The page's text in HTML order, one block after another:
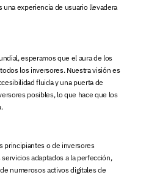
experiencia de usuario llevadera
esperamos que el aura de los
los inversores. Nuestra visión es
fluida y una puerta de
posibles, lo que hace que los
principiantes o de inversores
adaptados a la perfección,
numerosos activos digitales de